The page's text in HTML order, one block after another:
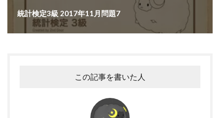
統計検定3級 2017年11月問題7
この記事を書いた人